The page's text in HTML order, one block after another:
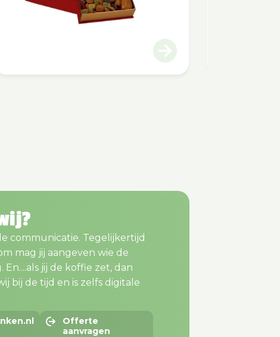
communicatie. Tegelijkertijd
mag jij aangeven wie de
jij de koffie zet, dan
bij de tijd en is zelfs digitale
Offerte
aanvragen